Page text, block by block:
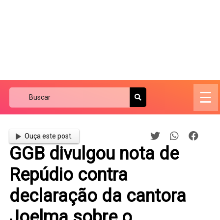
☰
Ouça este post.
GGB divulgou nota de
Repúdio contra
declaração da cantora